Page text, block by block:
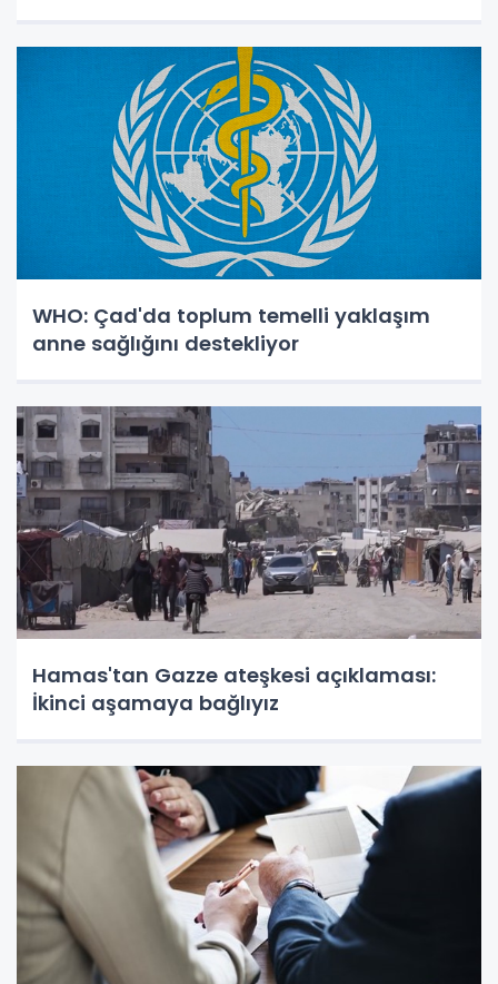
WHO: Çad'da toplum temelli yaklaşım
anne sağlığını destekliyor
Hamas'tan Gazze ateşkesi açıklaması:
İkinci aşamaya bağlıyız